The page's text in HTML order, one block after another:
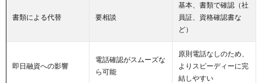
書類による代替 要相談
基本、書類で確認（社
員証、資格確認書な
ど）
即日融資への影響
電話確認がスムーズな
ら可能
原則電話なしのため、
よりスピーディーに完
結しやすい